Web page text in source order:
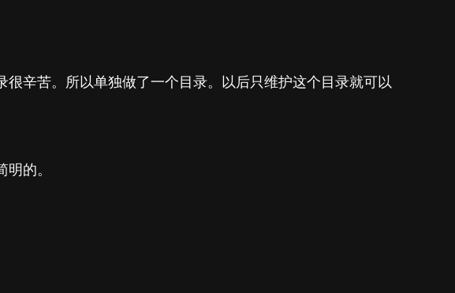
辛苦。所以单独做了一个目录。以后只维护这个目录就可以
的。